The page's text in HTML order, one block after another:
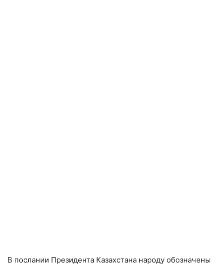
В послании Президента Казахстана народу обозначены